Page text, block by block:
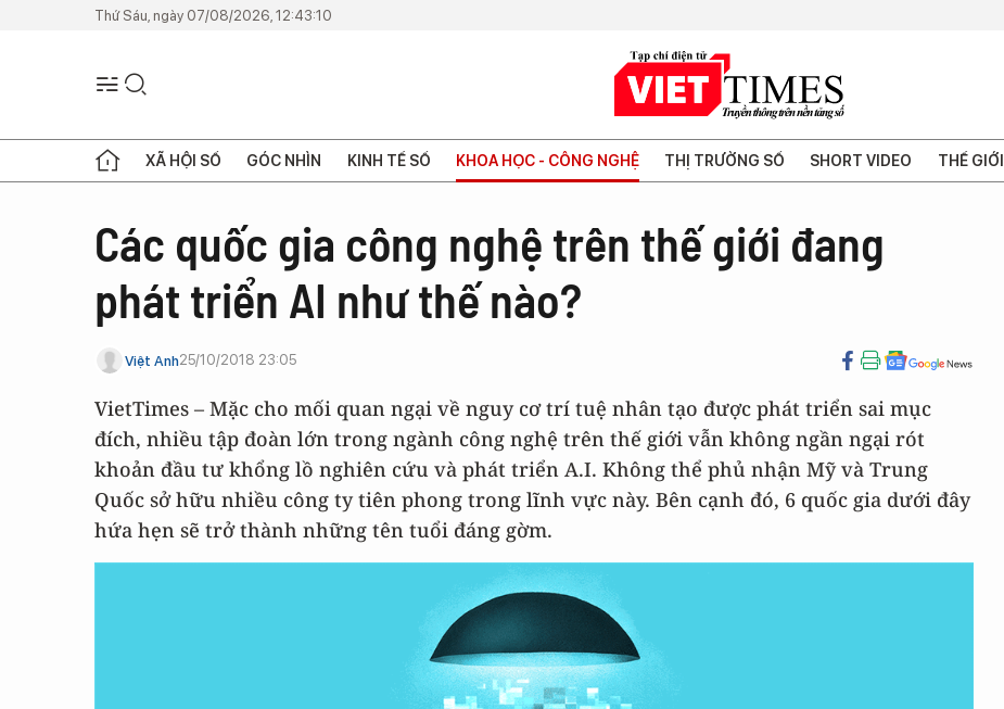
Thứ Sáu, ngày 07/08/2026, 12:43:10
XÃ HỘI SỐ GÓC NHÌN KINH TẾ SỐ KHOA HỌC - CÔNG NGHỆ THỊ TRƯỜNG SỐ SHORT VIDEO THẾ GIỚI
Các quốc gia công nghệ trên thế giới đang
phát triển AI như thế nào?
Việt Anh25/10/2018 23:05
VietTimes – Mặc cho mối quan ngại về nguy cơ trí tuệ nhân tạo được phát triển sai mục
đích, nhiều tập đoàn lớn trong ngành công nghệ trên thế giới vẫn không ngần ngại rót
khoản đầu tư khổng lồ nghiên cứu và phát triển A.I. Không thể phủ nhận Mỹ và Trung
Quốc sở hữu nhiều công ty tiên phong trong lĩnh vực này. Bên cạnh đó, 6 quốc gia dưới đây
hứa hẹn sẽ trở thành những tên tuổi đáng gờm.